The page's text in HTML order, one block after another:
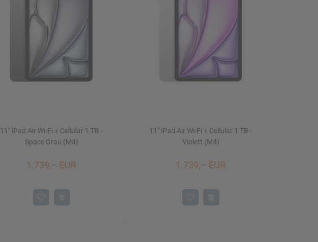
11" iPad Air Wi-Fi + Cellular 1 TB -
Space Grau (M4)
1.739,– EUR
11" iPad Air Wi-Fi + Cellular 1 TB -
Violett (M4)
1.739,– EUR